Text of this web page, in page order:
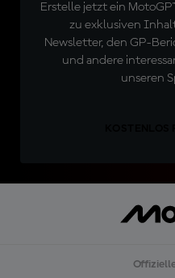
Erstelle jetzt ein
zu exklusiven
Newsletter, den GP-
und andere
unseren